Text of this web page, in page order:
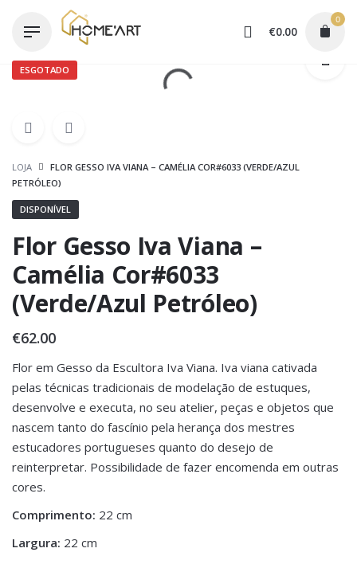
€0.00
0
ESGOTADO
LOJA
FLOR GESSO IVA VIANA – CAMÉLIA COR#6033 (VERDE/AZUL
PETRÓLEO)
DISPONÍVEL
Flor Gesso Iva Viana –
Camélia Cor#6033
(Verde/Azul Petróleo)
€62.00
Flor em Gesso da Escultora Iva Viana. Iva viana cativada
pelas técnicas tradicionais de modelação de estuques,
desenvolve e executa, no seu atelier, peças e objetos que
nascem tanto do fascínio pela herança dos mestres
estucadores portugueses quanto do desejo de
reinterpretar. Possibilidade de fazer encomenda em outras
cores.
Comprimento: 22 cm
Largura: 22 cm